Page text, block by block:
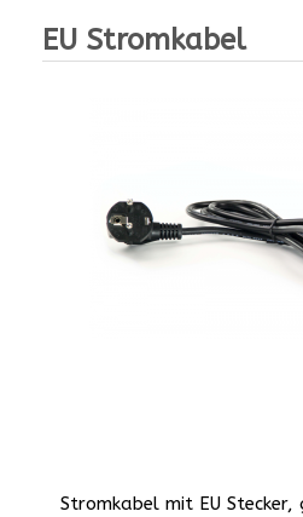
EU Stromkabel
Stromkabel mit EU